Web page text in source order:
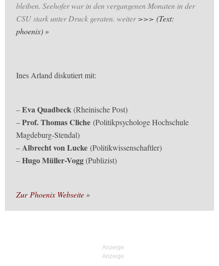
bleiben. Seehofer war in den vergangenen Monaten in der
CSU stark unter Druck geraten. weiter>>> (Text:
phoenix)
Ines Arland diskutiert mit:
–Eva Quadbeck(Rheinische Post)
–Prof. Thomas Cliche (Politikpsychologe Hochschule
Magdeburg-Stendal)
–Albrecht von Lucke (Politikwissenschaftler)
–Hugo Müller-Vogg(Publizist)
Zur Phoenix Webseite